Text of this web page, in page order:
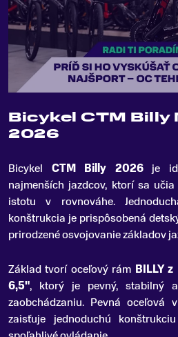
Bicykel CTM Billy
2026
Bicykel CTM Billy 2026je
najmenších jazdcov, ktorí sa
istotu v rovnováhe.
konštrukcia je prispôsobená
prirodzené osvojovanie základov
Základ tvorí oceľový rám BILLY
6,5", ktorý je pevný, stabilný
zaobchádzaniu. Pevná oceľová
zaisťuje jednoduchú